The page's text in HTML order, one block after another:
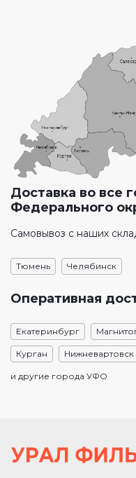
Доставка во все
Федерального
Самовывоз с наших
Тюмень Челябинск
Оперативная
Екатеринбург
Курган Нижневартовск
и другие города УФО